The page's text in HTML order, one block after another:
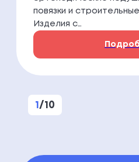
повязки и
Изделия с…
1 / 10